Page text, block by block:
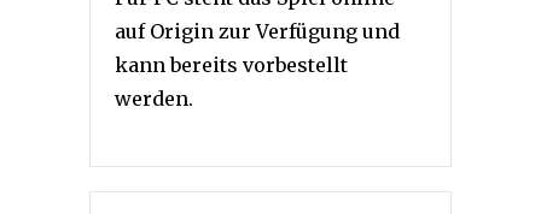
auf Origin zur Verfügung und
kann bereits vorbestellt
werden.